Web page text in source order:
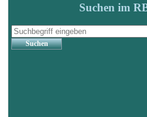
Suchen im
Suchen